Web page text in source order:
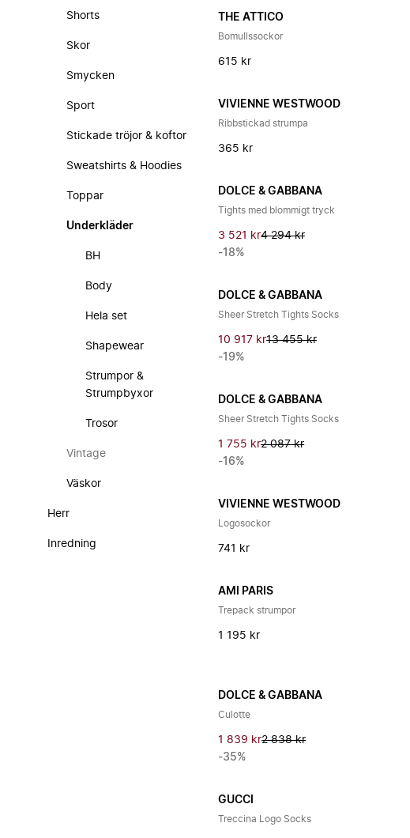
Shorts
Skor
Smycken
Sport
Stickade tröjor & koftor
Sweatshirts & Hoodies
Toppar
Underkläder
BH
Body
Hela set
Shapewear
Strumpor &
Strumpbyxor
Trosor
Vintage
Väskor
Herr
Inredning
THE ATTICO
Bomullssockor
615 kr
VIVIENNE WESTWOOD
Ribbstickad strumpa
365 kr
DOLCE & GABBANA
Tights med blommigt tryck
3 521 kr4 294 kr
-18%
DOLCE & GABBANA
Sheer Stretch Tights Socks
10 917 kr13 455 kr
-19%
DOLCE & GABBANA
Sheer Stretch Tights Socks
1 755 kr2 087 kr
-16%
VIVIENNE WESTWOOD
Logosockor
741 kr
AMI PARIS
Trepack strumpor
1 195 kr
DOLCE & GABBANA
Culotte
1 839 kr2 838 kr
-35%
GUCCI
Treccina Logo Socks